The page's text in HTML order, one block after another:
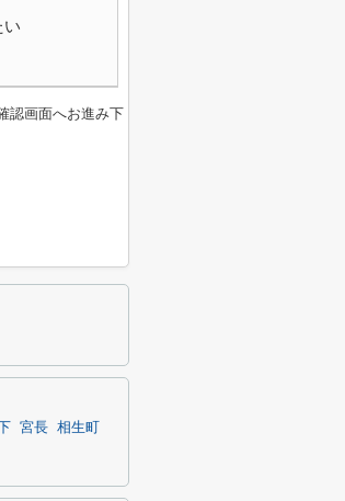
い
認画面へお進み下
宮長 相生町